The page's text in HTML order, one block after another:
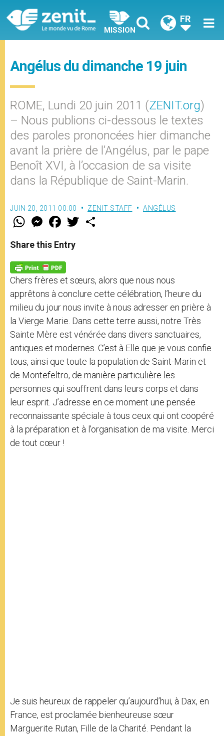
MISSION
FR
Angélus du dimanche 19 juin
ROME, Lundi 20 juin 2011 (ZENIT.org)
– Nous publions ci-dessous le textes
des paroles prononcées hier dimanche
avant la prière de l’Angélus, par le pape
Benoît XVI, à l’occasion de sa visite
dans la République de Saint-Marin.
JUIN 20, 2011 00:00 ZENIT STAFF ANGÉLUS
W
t
s
p
p
M
e
s
e
g
e
r
F
a
e
b
o
k
w
Share this Entry
Chers frères et sœurs, alors que nous nous
apprêtons à conclure cette célébration, l’heure du
milieu du jour nous invite à nous adresser en prière à
la Vierge Marie. Dans cette terre aussi, notre Très
Sainte Mère est vénérée dans divers sanctuaires,
antiques et modernes. C’est à Elle que je vous confie
tous, ainsi que toute la population de Saint-Marin et
de Montefeltro, de manière particulière les
personnes qui souffrent dans leurs corps et dans
leur esprit. J’adresse en ce moment une pensée
reconnaissante spéciale à tous ceux qui ont coopéré
à la préparation et à l’organisation de ma visite. Merci
de tout cœur !
Je suis heureux de rappeler qu’aujourd’hui, à Dax, en
France, est proclamée bienheureuse sœur
Marguerite Rutan, Fille de la Charité. Pendant la